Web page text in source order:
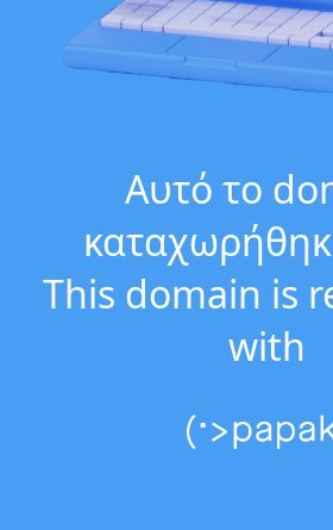
Αυτό το
This domain is
with